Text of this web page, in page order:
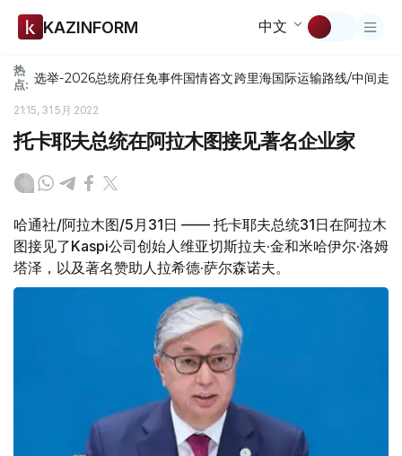
KAZINFORM 中文
热
点: 选举-2026总统府任免事件国情咨文跨里海国际运输路线/中间走廊
21:15, 31 5月 2022
托卡耶夫总统在阿拉木图接见著名企业家
哈通社/阿拉木图/5月31日 —— 托卡耶夫总统31日在阿拉木
图接见了Kaspi公司创始人维亚切斯拉夫·金和米哈伊尔·洛姆
塔泽，以及著名赞助人拉希德·萨尔森诺夫。